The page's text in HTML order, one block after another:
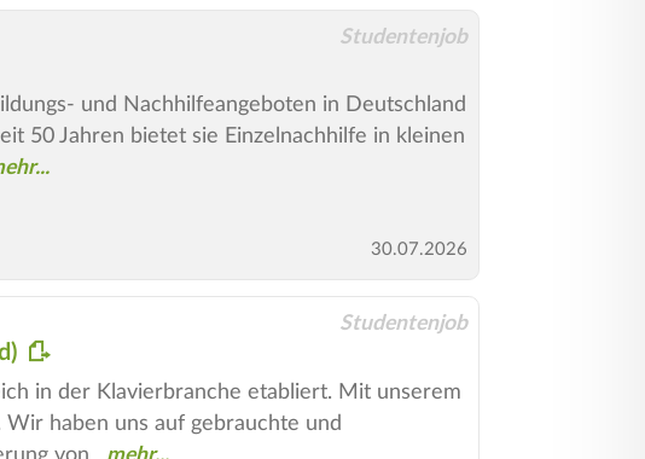
Studentenjob
und Nachhilfeangeboten in Deutschland
50 Jahren bietet sie Einzelnachhilfe in kleinen
30.07.2026
Studentenjob
in der Klavierbranche etabliert. Mit unserem
haben uns auf gebrauchte und
von